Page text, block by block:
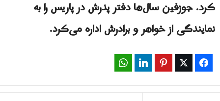
کرد.جوزفین سال‌ها دفتر پدرش در پاریس را به
نمایندگی از خواهر و برادرش اداره می‌کرد.
Facebook
Twitter
Pinterest
LinkedIn